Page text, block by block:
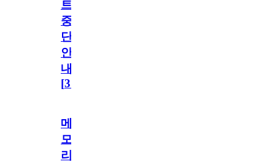
트
중
단
안
내
[31
메
모
리